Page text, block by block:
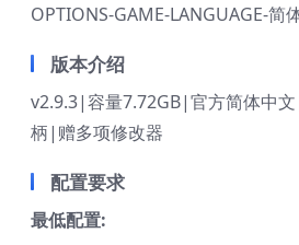
OPTIONS-GAME-LANGUAGE-简
版本介绍
v2.9.3|容量7.72GB|官方简体中
柄|赠多项修改器
配置要求
最低配置: